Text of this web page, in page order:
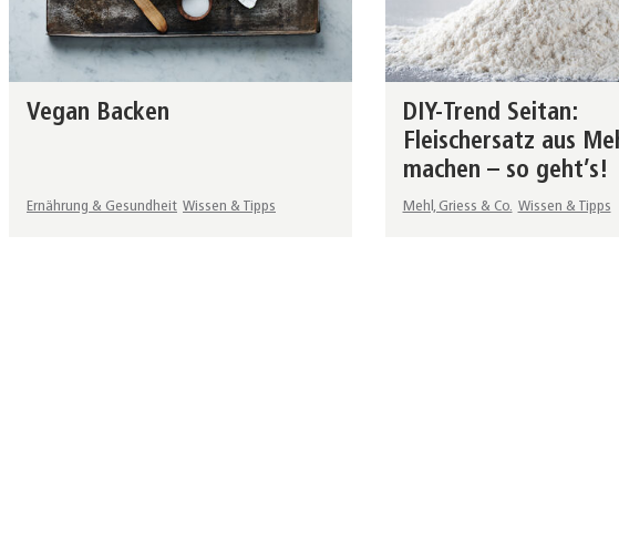
Vegan Backen
Ernährung & Gesundheit Wissen & Tipps
DIY-Trend Seitan:
Fleischersatz aus
machen – so geht’s!
Mehl, Griess & Co. Wissen & Tipps